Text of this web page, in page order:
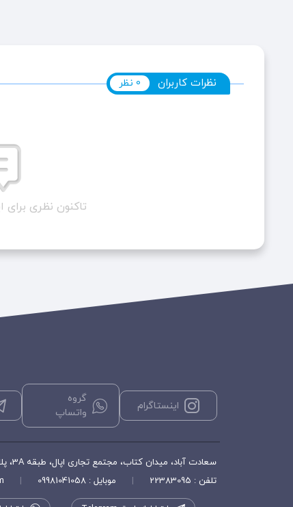
نظرات کاربران 0 نظر
تاکنون نظری
اینستاگرام
گروه
واتساپ
سعادت آباد، میدان کتاب، مجتمع تجاری اپال، طبقه 3A، پلاک ۳۵۶، فروشگاه هورشید
تلفن : 22383095
موبایل : 09981041058